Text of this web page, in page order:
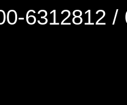
6312812 /